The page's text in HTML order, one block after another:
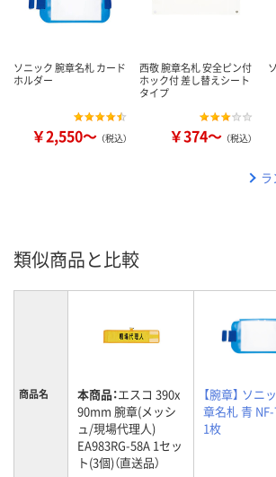
ソニック 腕章名札 カード
ホルダー
￥2,550～ （税込）
西敬 腕章名札 安全ピン付
ホック付 差し替えシート
タイプ
￥374～ （税込）
ラ
類似商品と比較
商品名 本商品：エスコ 390x
90mm 腕章(メッシ
ュ/現場代理人)
EA983RG-58A 1セッ
ト(3個)（直送品）
【腕章】 ソニ
章名札 青
1枚